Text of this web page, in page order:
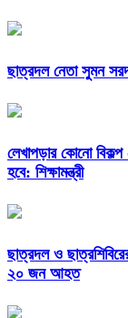
ছাত্রদল নেতা সুমন
লেখাপড়ার কোনো
হবে: শিক্ষামন্ত্রী
ছাত্রদল ও
২০ জন আহত